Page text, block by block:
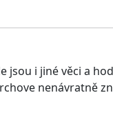
jsou i jiné věci a
nenávratně